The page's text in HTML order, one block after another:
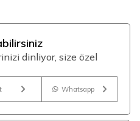
dinliyor, size özel
Whatsapp